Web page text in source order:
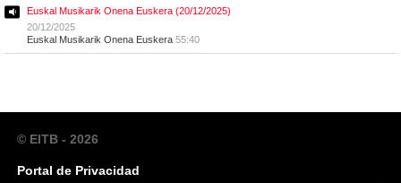
Euskal Musikarik Onena Euskera (20/12/2025)
20/12/2025
Euskal Musikarik Onena Euskera 55:40
© EITB - 2026
Portal de Privacidad